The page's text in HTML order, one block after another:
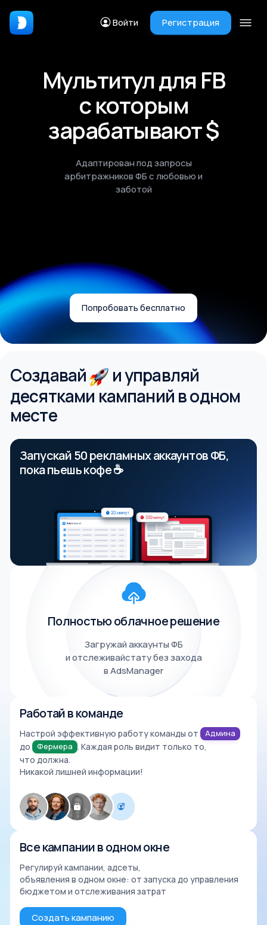
Войти Регистрация
Мультитул для FB
с которым
зарабатывают $
Адаптирован под запросы
арбитражников ФБ с любовью и
заботой
Попробовать бесплатно
Создавай
и управляй
десятками кампаний в одном
месте
Запускай 50 рекламных аккаунтов ФБ,
пока пьешь кофе ☕️
Полностью облачное решение
Загружай аккаунты ФБ
и отслеживайстату без захода
в AdsManager
Работай в команде
Настрой эффективную работу команды от Админа
до Фермера . Каждая роль видит только то,
что должна.
Никакой лишней информации!
Все кампании в одном окне
Регулируй кампании, адсеты,
объявления в одном окне: от запуска до управления
бюджетом и отслеживания затрат
Создать кампанию